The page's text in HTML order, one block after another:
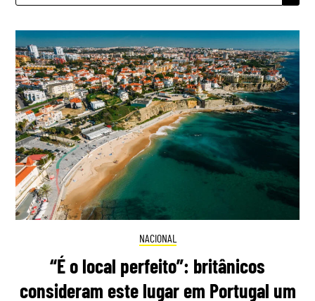
NACIONAL
“É o local perfeito”: britânicos
consideram este lugar em Portugal um